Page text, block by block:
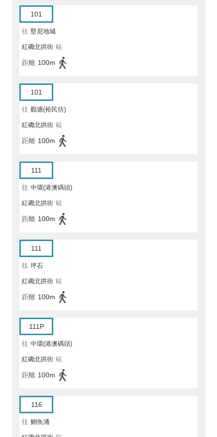
101
往 堅尼地城
紅磡北拱街 站
距離 100m
101
往 觀塘(裕民坊)
紅磡北拱街 站
距離 100m
111
往 中環(港澳碼頭)
紅磡北拱街 站
距離 100m
111
往 坪石
紅磡北拱街 站
距離 100m
111P
往 中環(港澳碼頭)
紅磡北拱街 站
距離 100m
116
往 鰂魚涌